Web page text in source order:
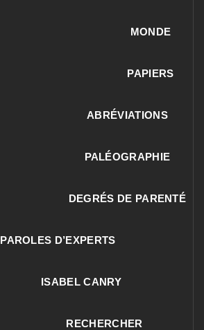
MONDE
PAPIERS
ABRÉVIATIONS
PALÉOGRAPHIE
DEGRÉS DE PARENTÉ
PAROLES D’EXPERTS
ISABEL CANRY
RECHERCHER